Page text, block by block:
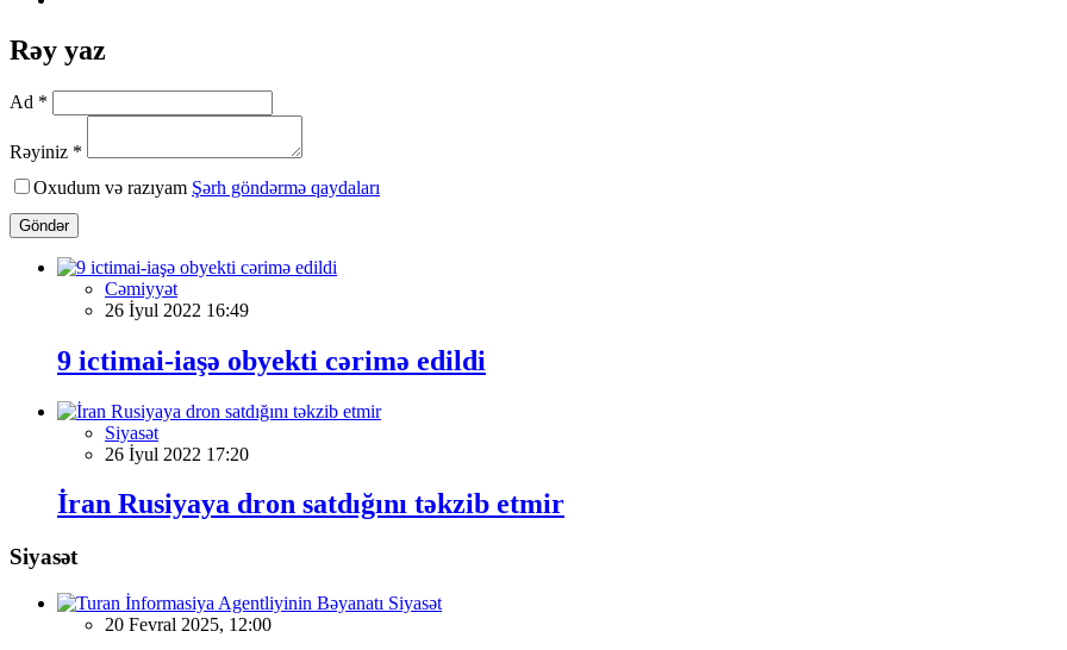
Rəy yaz
Ad *
Rəyiniz *
Oxudum və razıyam Şərh göndərmə qaydaları
Göndər
Cəmiyyət
26 İyul 2022 16:49
9 ictimai-iaşə obyekti cərimə edildi
Siyasət
26 İyul 2022 17:20
İran Rusiyaya dron satdığını təkzib etmir
Siyasət
Siyasət
20 Fevral 2025, 12:00